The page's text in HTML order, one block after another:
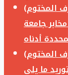
المختوم)
جامعة
المختوم)